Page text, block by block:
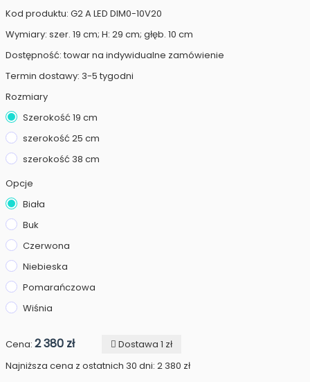
Kod produktu: G2 A LED DIM0-10V20
Wymiary: szer. 19 cm; H: 29 cm; głęb. 10 cm
Dostępność: towar na indywidualne zamówienie
Termin dostawy: 3-5 tygodni
Rozmiary
Szerokość 19 cm
szerokość 25 cm
szerokość 38 cm
Opcje
Biała
Buk
Czerwona
Niebieska
Pomarańczowa
Wiśnia
Cena: 2 380 zł
Dostawa 1 zł
Najniższa cena z ostatnich 30 dni: 2 380 zł